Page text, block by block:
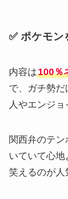
✅ ポケモン
内容は100％
で、ガチ勢
人やエンジョ
関西弁のテ
いていて心地
笑えるのが人